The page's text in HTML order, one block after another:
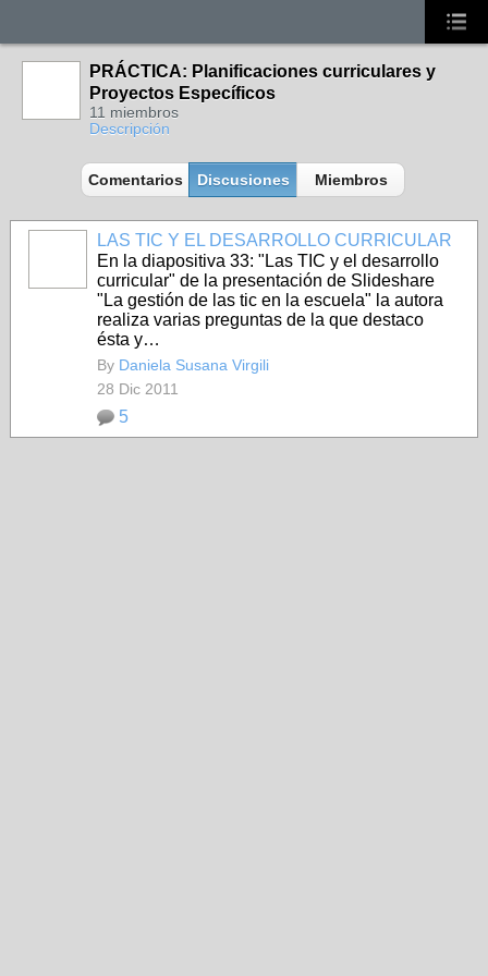
PRÁCTICA: Planificaciones curriculares y
Proyectos Específicos
11 miembros
Descripción
Comentarios Discusiones Miembros
LAS TIC Y EL DESARROLLO CURRICULAR
En la diapositiva 33: "Las TIC y el desarrollo
curricular" de la presentación de Slideshare
"La gestión de las tic en la escuela" la autora
realiza varias preguntas de la que destaco
ésta y…
By Daniela Susana Virgili
28 Dic 2011
5